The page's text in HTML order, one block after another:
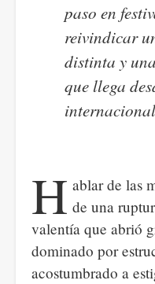
paso en
reivindicar
distinta y
que llega
H ablar de las
de una
valentía que abrió
dominado por
acostumbrado a